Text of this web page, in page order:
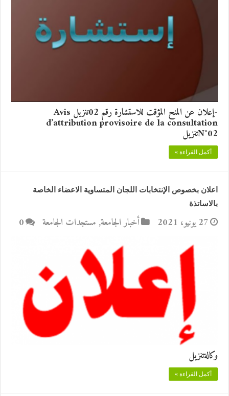
-إعلان عن المنح المؤقت للاستشارة رقم 02تنزيل Avis
d’attribution provisoire de la consultation
N°02تنزيل
أكمل القراءة »
اعلان بخصوص الإنتخابات اللجان المتساوية الاعضاء الخاصة
بالاساتذة
27 يونيو، 2021 أخبار الجامعة, مستجدات الجامعة 0
وكالةتنزيل
أكمل القراءة »